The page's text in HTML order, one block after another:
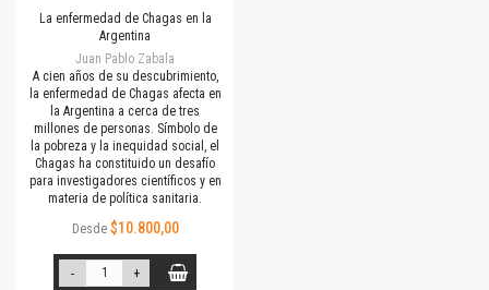
La enfermedad de Chagas en la
Argentina
Juan Pablo Zabala
A cien años de su descubrimiento,
la enfermedad de Chagas afecta en
la Argentina a cerca de tres
millones de personas. Símbolo de
la pobreza y la inequidad social, el
Chagas ha constituido un desafío
para investigadores científicos y en
materia de política sanitaria.
Desde $10.800,00
- +